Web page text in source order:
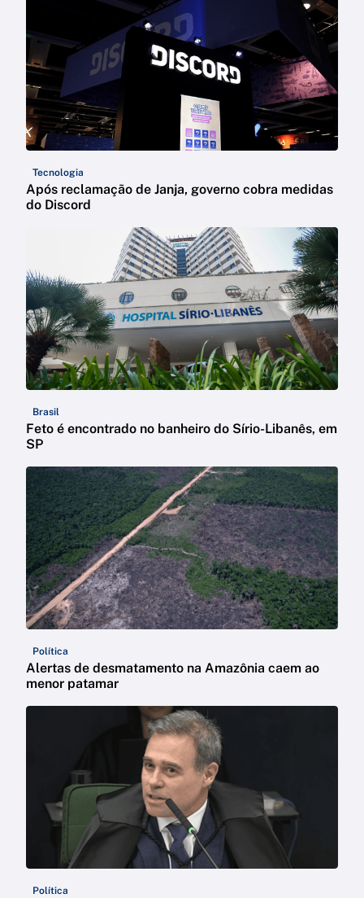
Tecnologia
Após reclamação de Janja, governo cobra medidas
do Discord
Brasil
Feto é encontrado no banheiro do Sírio-Libanês, em
SP
Política
Alertas de desmatamento na Amazônia caem ao
menor patamar
Política